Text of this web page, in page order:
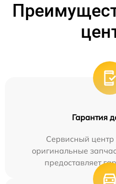
Гарантия
Сервисный центр
оригинальные
предоставляет